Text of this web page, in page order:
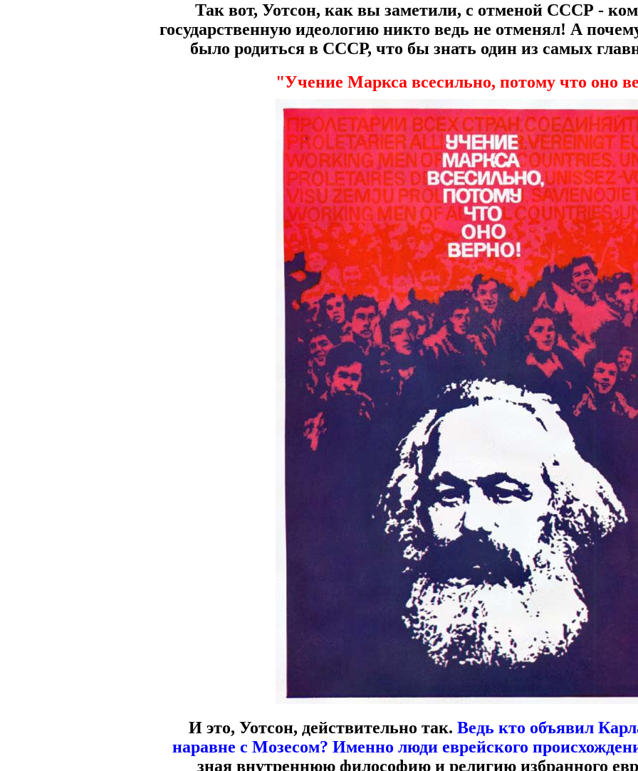
Так вот, Уотсон, как вы заметили, с отменой СССР -
государственную идеологию никто ведь не отменял! А
было родиться в СССР, что бы знать один из самых
"Учение Маркса всесильно, потому что оно
И это, Уотсон, действительно так. Ведь кто объявил
наравне с Мозесом? Именно люди еврейского
зная внутреннюю философию и религию избранного